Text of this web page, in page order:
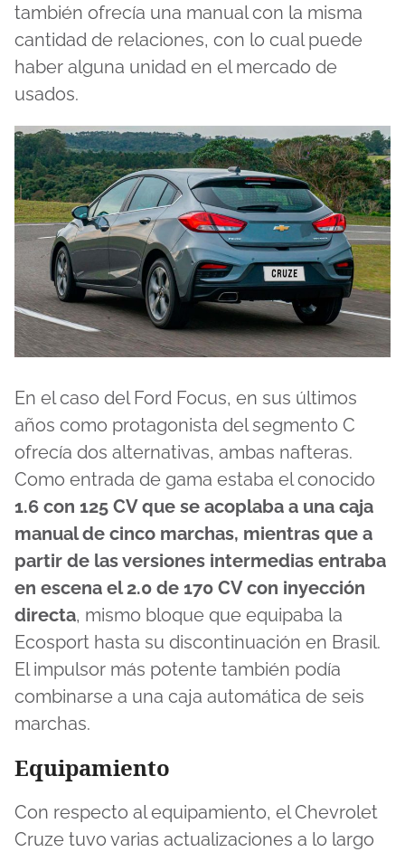
también ofrecía una manual con la misma
cantidad de relaciones, con lo cual puede
haber alguna unidad en el mercado de
usados.
En el caso del Ford Focus, en sus últimos
años como protagonista del segmento C
ofrecía dos alternativas, ambas nafteras.
Como entrada de gama estaba el conocido
1.6 con 125 CV que se acoplaba a una caja
manual de cinco marchas, mientras que a
partir de las versiones intermedias entraba
en escena el 2.0 de 170 CV con inyección
directa, mismo bloque que equipaba la
Ecosport hasta su discontinuación en Brasil.
El impulsor más potente también podía
combinarse a una caja automática de seis
marchas.
Equipamiento
Con respecto al equipamiento, el Chevrolet
Cruze tuvo varias actualizaciones a lo largo